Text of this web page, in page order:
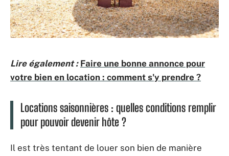
Lire également : Faire une bonne annonce pour
votre bien en location : comment s'y prendre ?
Locations saisonnières : quelles conditions remplir
pour pouvoir devenir hôte ?
Il est très tentant de louer son bien de manière